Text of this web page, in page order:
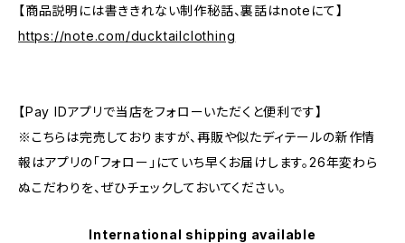
【商品説明には書ききれない制作秘話、裏話はnoteにて】
https://note.com/ducktailclothing
【Pay IDアプリで当店をフォローいただくと便利です】
※こちらは完売しておりますが、再販や似たディテールの新作情
報はアプリの「フォロー」にていち早くお届けします。26年変わら
ぬこだわりを、ぜひチェックしておいてください。
International shipping available